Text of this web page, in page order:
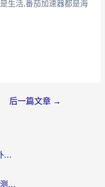
生活,番茄加速器都是海
后一篇文章 →
雷神手游和sixfast哪个好？海外党亲测3款回国加速器，教你选对不踩坑
穿梭和快喵好用吗？海外党亲测：小众加速器对比+番茄加速器深度体验